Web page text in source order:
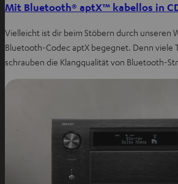
Mit Bluetooth® aptX™ kabellos in
Vielleicht ist dir beim Stöbern durch unseren
Bluetooth-Codec aptX begegnet. Denn viele
schrauben die Klangqualität von Bluetooth-